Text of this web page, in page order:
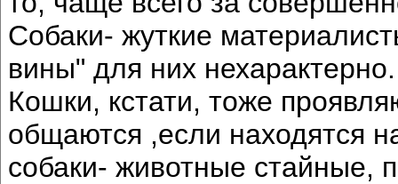
Собаки- жуткие
вины" для них нехарактерно.
Кошки, кстати, тоже
общаются ,если находятся
собаки- животные стайные,